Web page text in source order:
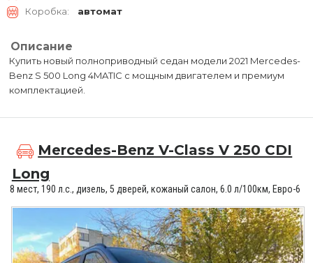
Коробка:
автомат
Описание
Купить новый полноприводный седан модели 2021 Mercedes-
Benz S 500 Long 4MATIC с мощным двигателем и премиум
комплектацией.
Mercedes-Benz V-Class V 250 CDI
Long
8 мест, 190 л.с., дизель, 5 дверей, кожаный салон, 6.0 л/100км, Евро-6